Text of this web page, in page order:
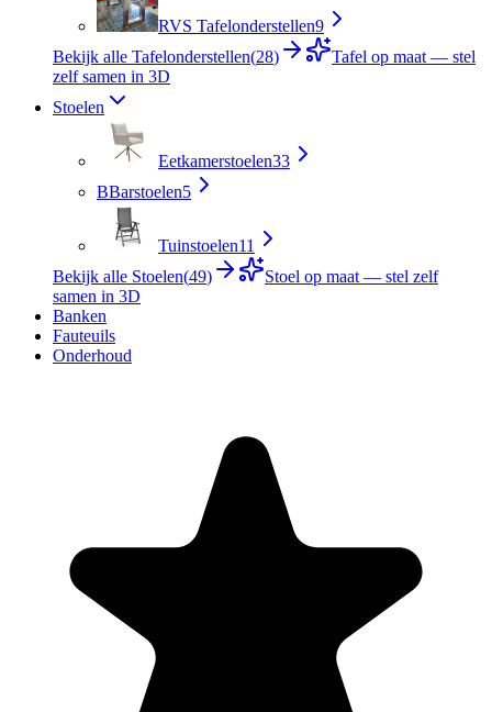
RVS Tafelonderstellen9
Bekijk alle Tafelonderstellen(28)
Tafel op maat — stel
zelf samen in 3D
Stoelen
Eetkamerstoelen33
BBarstoelen5
Tuinstoelen11
Bekijk alle Stoelen(49)
Stoel op maat — stel zelf
samen in 3D
Banken
Fauteuils
Onderhoud